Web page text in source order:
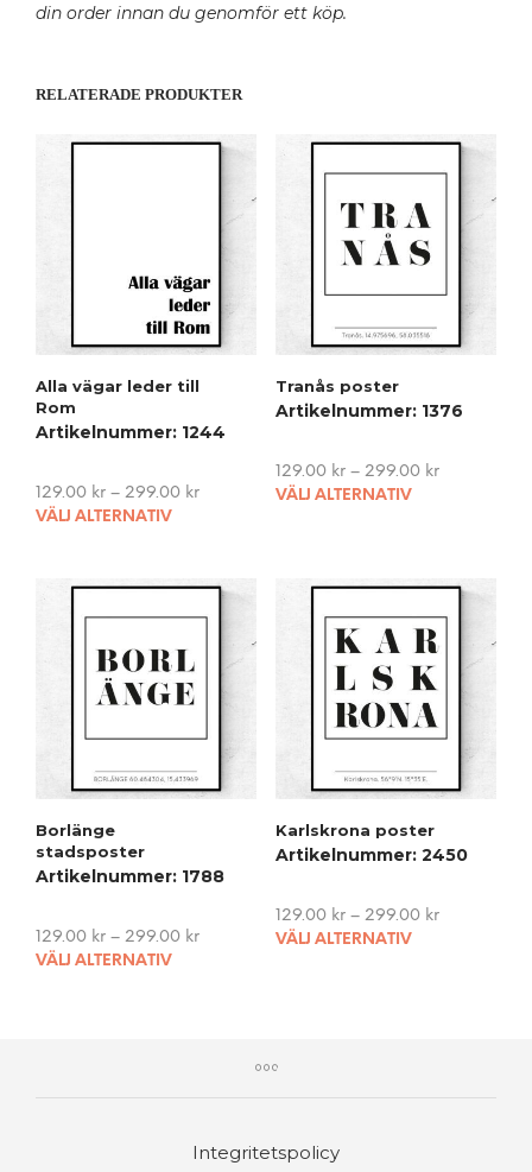
din order innan du genomför ett köp.
RELATERADE PRODUKTER
Alla vägar leder till
Rom
Artikelnummer: 1244
129.00 kr – 299.00 kr
VÄLJ ALTERNATIV
multiple
The
page
Tranås poster
Artikelnummer: 1376
129.00 kr– 299.00 kr
VÄLJ ALTERNATIV
Borlänge
stadsposter
Artikelnummer: 1788
129.00 kr – 299.00 kr
VÄLJ ALTERNATIV
be
Karlskrona poster
Artikelnummer: 2450
129.00 kr– 299.00 kr
VÄLJ ALTERNATIV
Integritetspolicy